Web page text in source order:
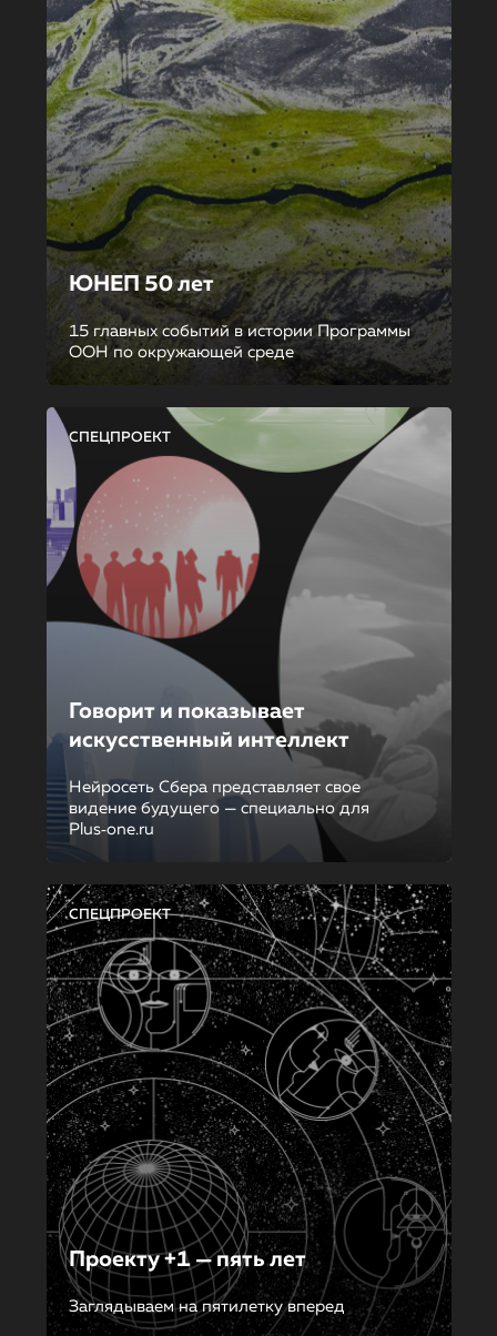
ЮНЕП 50 лет
15 главных событий в истории Программы
ООН по окружающей среде
СПЕЦПРОЕКТ
Говорит и показывает
искусственный интеллект
Нейросеть Сбера представляет свое
видение будущего — специально для
Plus‑one.ru
СПЕЦПРОЕКТ
Проекту +1 — пять лет
Заглядываем на пятилетку вперед